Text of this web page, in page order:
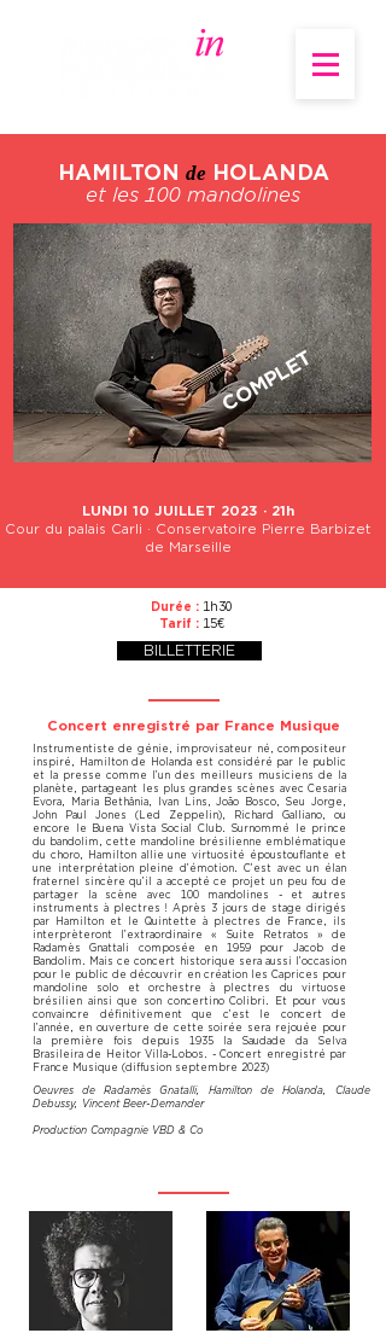
HAMILTON de HOLANDA
et les 100 mandolines
COMPLET
LUNDI 10 JUILLET 2023 · 21h
Cour du palais Carli · Conservatoire Pierre Barbizet
de Marseille
Durée : 1h30
Tarif : 15€
BILLETTERIE
Concert enregistré par France Musique
Instrumentiste de génie, improvisateur né, compositeur
inspiré, Hamilton de Holanda est considéré par le public
et la presse comme l’un des meilleurs musiciens de la
planète, partageant les plus grandes scènes avec Cesaria
Evora, Maria Bethânia, Ivan Lins, João Bosco, Seu Jorge,
John Paul Jones (Led Zeppelin), Richard Galliano, ou
encore le Buena Vista Social Club. Surnommé le prince
du bandolim, cette mandoline brésilienne emblématique
du choro, Hamilton allie une virtuosité époustouflante et
une interprétation pleine d’émotion. C’est avec un élan
fraternel sincère qu’il a accepté ce projet un peu fou de
partager la scène avec 100 mandolines - et autres
instruments à plectres ! Après 3 jours de stage dirigés
par Hamilton et le Quintette à plectres de France, ils
interprèteront l’extraordinaire « Suite Retratos » de
Radamès Gnattali composée en 1959 pour Jacob de
Bandolim. Mais ce concert historique sera aussi l’occasion
pour le public de découvrir en création les Caprices pour
mandoline solo et orchestre à plectres du virtuose
brésilien ainsi que son concertino Colibri. Et pour vous
convaincre définitivement que c’est le concert de
l’année, en ouverture de cette soirée sera rejouée pour
la première fois depuis 1935 la Saudade da Selva
Brasileira de Heitor Villa-Lobos. - Concert enregistré par
France Musique (diffusion septembre 2023)
Oeuvres de Radamès Gnatalli, Hamilton de Holanda, Claude
Debussy, Vincent Beer-Demander
Production Compagnie VBD & Co